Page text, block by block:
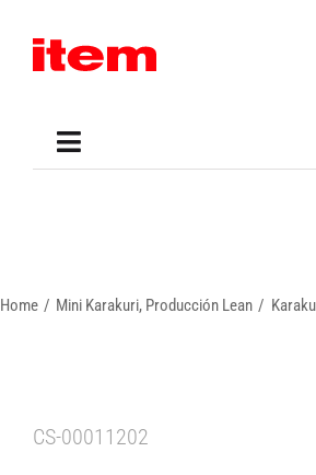
content
Toggle
Home Mini Karakuri Producción Lean
CS-00011202